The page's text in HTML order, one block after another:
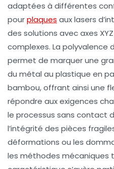
adaptées à différentes
pourplaques aux lasers
des solutions avec axes
complexes. La polyvalence
permet de marquer une
du métal au plastique en
bambou, offrant ainsi une
répondre aux exigences
le processus sans contact
l’intégrité des pièces
déformations ou les
les méthodes mécaniques